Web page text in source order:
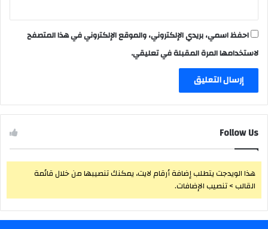
احفظ اسمي، بريدي الإلكتروني، والموقع الإلكتروني في هذا المتصفح
لاستخدامها المرة المقبلة في تعليقي.
Follow Us
هذا الويدجت يتطلب إضافة أرقام لايت، يمكنك تنصيبها من خلال قائمة
القالب > تنصيب الإضافات.